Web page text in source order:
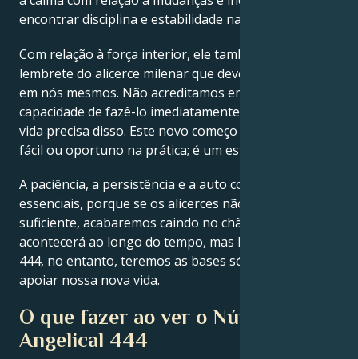
encontrar disciplina e estabilidade na prática diária.
Com relação à força interior, ele também é um
lembrete do alicerce milenar que devemos construir
em nós mesmos. Não acreditamos em nossa própria
capacidade de fazê-lo imediatamente quando nossa
vida precisa disso. Este novo começo também não é
fácil ou oportuno na prática; é um esforço essencial.
A paciência, a persistência e a auto confiança são
essenciais, porque se os alicerces não forem fortes o
suficiente, acabaremos caindo no chão. E algo nisso
acontecerá ao longo do tempo, mas lentamente. Com
444, no entanto, teremos as bases sólidas para
apoiar nossa nova vida.
O que fazer ao ver o Número
Angelical 444